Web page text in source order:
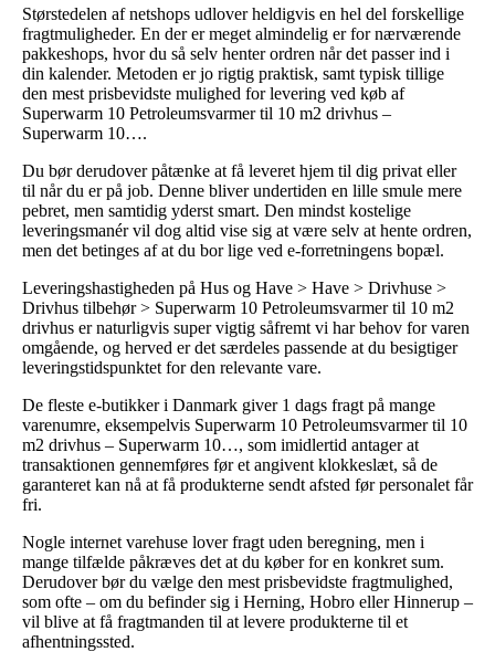
Størstedelen af netshops udlover heldigvis en hel del forskellige
fragtmuligheder. En der er meget almindelig er for nærværende
pakkeshops, hvor du så selv henter ordren når det passer ind i
din kalender. Metoden er jo rigtig praktisk, samt typisk tillige
den mest prisbevidste mulighed for levering ved køb af
Superwarm 10 Petroleumsvarmer til 10 m2 drivhus –
Superwarm 10….
Du bør derudover påtænke at få leveret hjem til dig privat eller
til når du er på job. Denne bliver undertiden en lille smule mere
pebret, men samtidig yderst smart. Den mindst kostelige
leveringsmanér vil dog altid vise sig at være selv at hente ordren,
men det betinges af at du bor lige ved e-forretningens bopæl.
Leveringshastigheden på Hus og Have > Have > Drivhuse >
Drivhus tilbehør > Superwarm 10 Petroleumsvarmer til 10 m2
drivhus er naturligvis super vigtig såfremt vi har behov for varen
omgående, og herved er det særdeles passende at du besigtiger
leveringstidspunktet for den relevante vare.
De fleste e-butikker i Danmark giver 1 dags fragt på mange
varenumre, eksempelvis Superwarm 10 Petroleumsvarmer til 10
m2 drivhus – Superwarm 10…, som imidlertid antager at
transaktionen gennemføres før et angivent klokkeslæt, så de
garanteret kan nå at få produkterne sendt afsted før personalet får
fri.
Nogle internet varehuse lover fragt uden beregning, men i
mange tilfælde påkræves det at du køber for en konkret sum.
Derudover bør du vælge den mest prisbevidste fragtmulighed,
som ofte – om du befinder sig i Herning, Hobro eller Hinnerup –
vil blive at få fragtmanden til at levere produkterne til et
afhentningssted.